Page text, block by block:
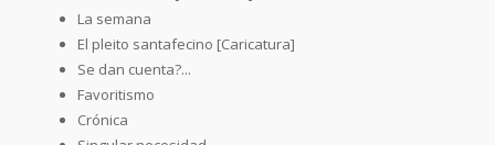
La semana
El pleito santafecino [Caricatura]
Se dan cuenta?...
Favoritismo
Crónica